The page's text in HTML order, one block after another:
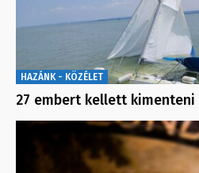
HAZÁNK - KÖZÉLET
27 embert kellett